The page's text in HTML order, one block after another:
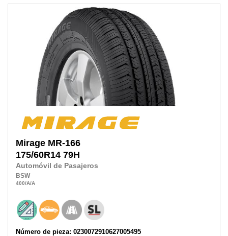
Mirage MR-166
175/60R14 79H
Automóvil de Pasajeros
BSW
400/A/A
Número de pieza: 0230072910627005495